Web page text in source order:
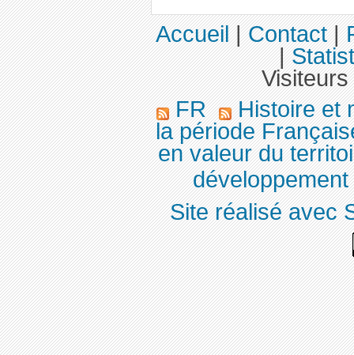
Accueil|Contact|
|
FR
Histoire et
la période
en valeur du
Site réalisé avec